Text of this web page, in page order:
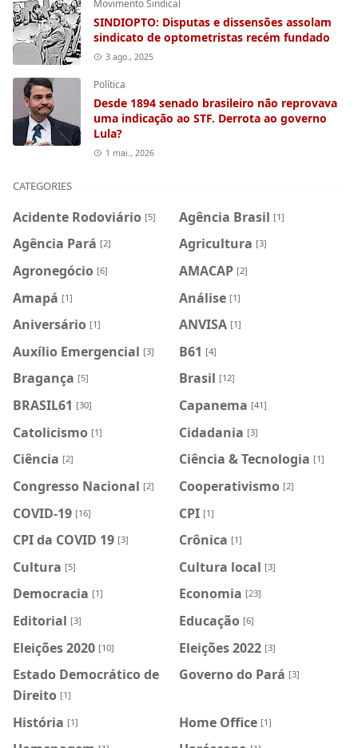
Movimento Sindical
SINDIOPTO: Disputas e dissensões assolam
sindicato de optometristas recém fundado
3 ago., 2025
Política
Desde 1894 senado brasileiro não reprovava
uma indicação ao STF. Derrota ao governo
Lula?
1 mai., 2026
CATEGORIES
Acidente Rodoviário [5] Agência Brasil [1]
Agência Pará [2] Agricultura [3]
Agronegócio [6] AMACAP [2]
Amapá [1] Análise [1]
Aniversário [1] ANVISA [1]
Auxílio Emergencial [3] B61 [4]
Bragança [5] Brasil [12]
BRASIL61 [30] Capanema [41]
Catolicismo [1] Cidadania [3]
Ciência [2] Ciência & Tecnologia [1]
Congresso Nacional [2] Cooperativismo [2]
COVID-19 [16] CPI [1]
CPI da COVID 19 [3] Crônica [1]
Cultura [5] Cultura local [3]
Democracia [1] Economia [23]
Editorial [3] Educação [6]
Eleições 2020 [10] Eleições 2022 [3]
Estado Democrático de
Direito [1]
Governo do Pará [3]
História [1] Home Office [1]